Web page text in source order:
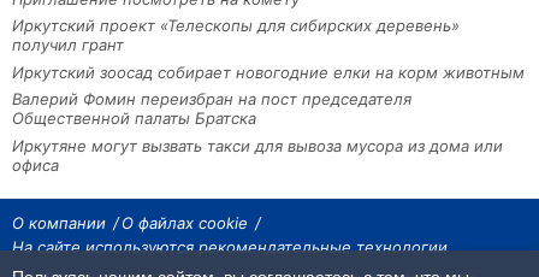
Иркутский проект «Телескопы для сибирских деревень»
получил грант
Иркутский зоосад собирает новогодние елки на корм животным
Валерий Фомин переизбран на пост председателя
Общественной палаты Братска
Иркутяне могут вызвать такси для вывоза мусора из дома или
офиса
О компании
О файлах cookie
На сайте используются рекомендательные технологии